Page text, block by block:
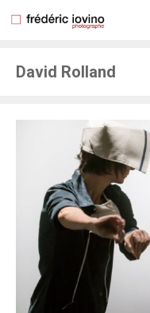
David Rolland